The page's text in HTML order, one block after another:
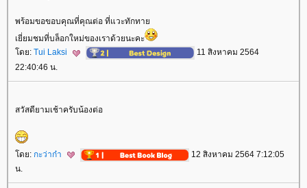
พร้อมขอขอบคุณที่คุณต่อ ที่แวะทักทา
เยี่ยมชมที่บล็อกใหม่ของเราด้วยนะคะ
ดย: Tui Laksi
11 สิงหาคม 2564
22:40:46 น.
สวัสดียามเช้าครับน้องต่อ
ดย: กะว่าก๋า
12 สิงหาคม 2564 7:12:05
น.